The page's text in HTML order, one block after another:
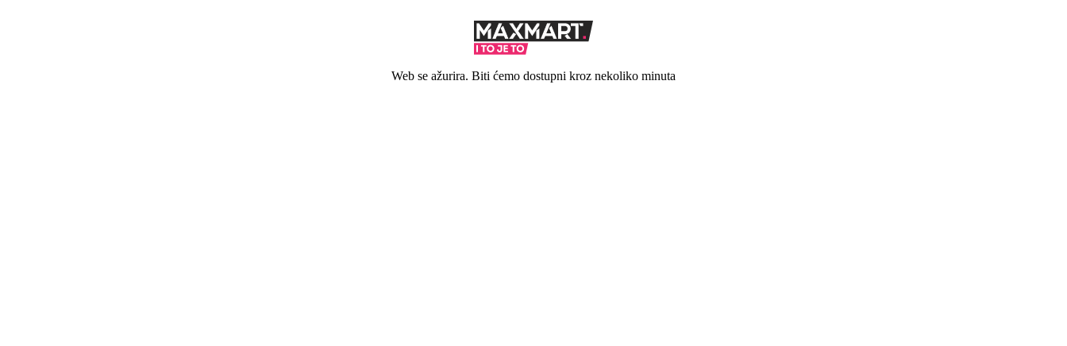
Web se ažurira. Biti ćemo dostupni kroz nekoliko minuta